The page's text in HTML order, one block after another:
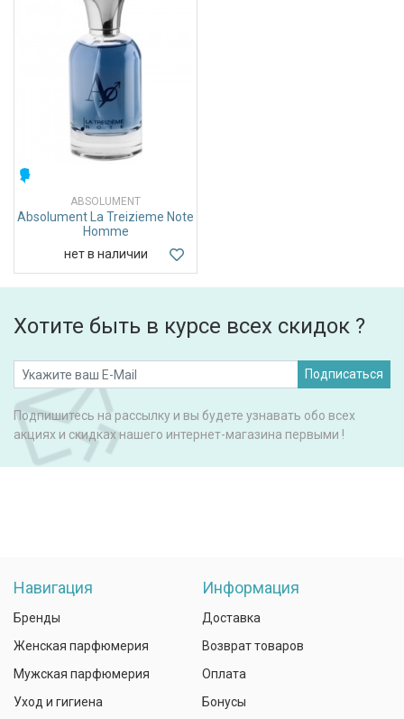
ABSOLUMENT
Absolument La Treizieme Note
Homme
нет в наличии
Хотите быть в курсе всех скидок ?
Подписаться
Подпишитесь на рассылку и вы будете узнавать обо всех
акциях и скидках нашего интернет-магазина первыми !
Навигация
Бренды
Женская парфюмерия
Мужская парфюмерия
Уход и гигиена
Информация
Доставка
Возврат товаров
Оплата
Бонусы